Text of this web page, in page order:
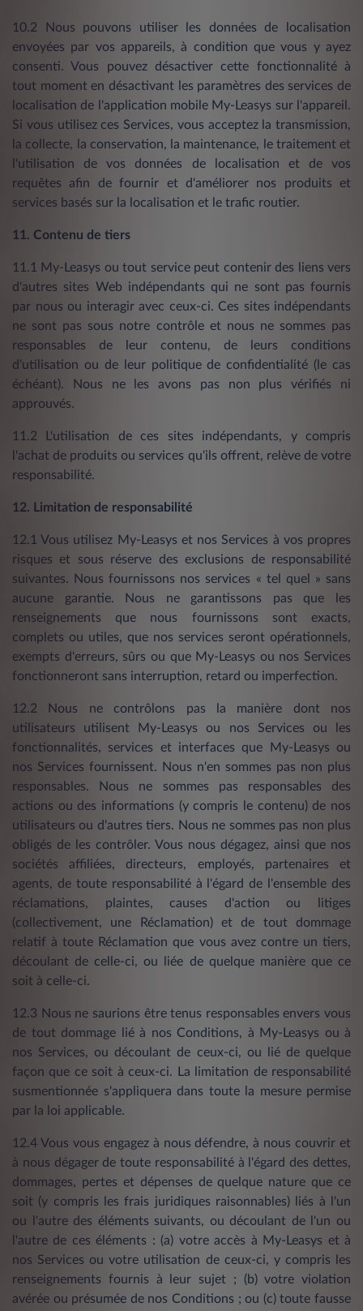
10.2 Nous pouvons utiliser les données de localisation
envoyées par vos appareils, à condition que vous y ayez
consenti. Vous pouvez désactiver cette fonctionnalité à
tout moment en désactivant les paramètres des services de
localisation de l'application mobile My-Leasys sur l'appareil.
Si vous utilisez ces Services, vous acceptez la transmission,
la collecte, la conservation, la maintenance, le traitement et
l'utilisation de vos données de localisation et de vos
requêtes afin de fournir et d'améliorer nos produits et
services basés sur la localisation et le trafic routier.
11. Contenu de tiers
11.1 My-Leasys ou tout service peut contenir des liens vers
d'autres sites Web indépendants qui ne sont pas fournis
par nous ou interagir avec ceux-ci. Ces sites indépendants
ne sont pas sous notre contrôle et nous ne sommes pas
responsables de leur contenu, de leurs conditions
d'utilisation ou de leur politique de confidentialité (le cas
échéant). Nous ne les avons pas non plus vérifiés ni
approuvés.
11.2 L'utilisation de ces sites indépendants, y compris
l'achat de produits ou services qu'ils offrent, relève de votre
responsabilité.
12. Limitation de responsabilité
12.1 Vous utilisez My-Leasys et nos Services à vos propres
risques et sous réserve des exclusions de responsabilité
suivantes. Nous fournissons nos services « tel quel » sans
aucune garantie. Nous ne garantissons pas que les
renseignements que nous fournissons sont exacts,
complets ou utiles, que nos services seront opérationnels,
exempts d'erreurs, sûrs ou que My-Leasys ou nos Services
fonctionneront sans interruption, retard ou imperfection.
12.2 Nous ne contrôlons pas la manière dont nos
utilisateurs utilisent My-Leasys ou nos Services ou les
fonctionnalités, services et interfaces que My-Leasys ou
nos Services fournissent. Nous n'en sommes pas non plus
responsables. Nous ne sommes pas responsables des
actions ou des informations (y compris le contenu) de nos
utilisateurs ou d'autres tiers. Nous ne sommes pas non plus
obligés de les contrôler. Vous nous dégagez, ainsi que nos
sociétés affiliées, directeurs, employés, partenaires et
agents, de toute responsabilité à l'égard de l'ensemble des
réclamations, plaintes, causes d'action ou litiges
(collectivement, une Réclamation) et de tout dommage
relatif à toute Réclamation que vous avez contre un tiers,
découlant de celle-ci, ou liée de quelque manière que ce
soit à celle-ci.
12.3 Nous ne saurions être tenus responsables envers vous
de tout dommage lié à nos Conditions, à My-Leasys ou à
nos Services, ou découlant de ceux-ci, ou lié de quelque
façon que ce soit à ceux-ci. La limitation de responsabilité
susmentionnée s'appliquera dans toute la mesure permise
par la loi applicable.
12.4 Vous vous engagez à nous défendre, à nous couvrir et
à nous dégager de toute responsabilité à l'égard des dettes,
dommages, pertes et dépenses de quelque nature que ce
soit (y compris les frais juridiques raisonnables) liés à l'un
ou l'autre des éléments suivants, ou découlant de l'un ou
l'autre de ces éléments : (a) votre accès à My-Leasys et à
nos Services ou votre utilisation de ceux-ci, y compris les
renseignements fournis à leur sujet ; (b) votre violation
avérée ou présumée de nos Conditions ; ou (c) toute fausse